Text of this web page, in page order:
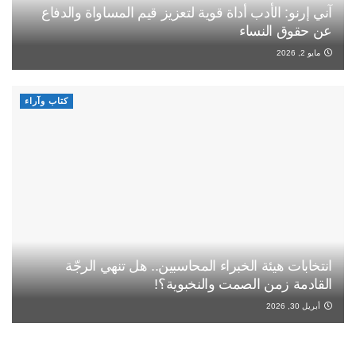
آني إرنو: الأدب أداة قوية لتعزيز قيم المساواة والدفاع
عن حقوق النساء
مايو 2, 2026
كتاب وآراء
انتخابات هيئة الخبراء المحاسبين.. هل تنهي الرجّة
القادمة زمن الصمت والنخبوية؟!
أبريل 30, 2026